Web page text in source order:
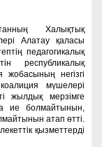
Халықтық
Алатау қаласы
педагогикалық
республикалық
негізгі
мүшелері
жылдық мерзімге
ие болмайтынын,
атап өтті.
қызметтерді